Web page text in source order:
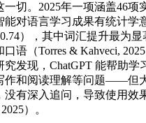
一切。2025年一项涵盖46项
能对语言学习成果有统计学
），其中词汇提升最为显
语（Torres & Kahveci,
发现，ChatGPT 能帮助学
作和阅读理解等问题——但
没有深入追问，导致使用效
）。